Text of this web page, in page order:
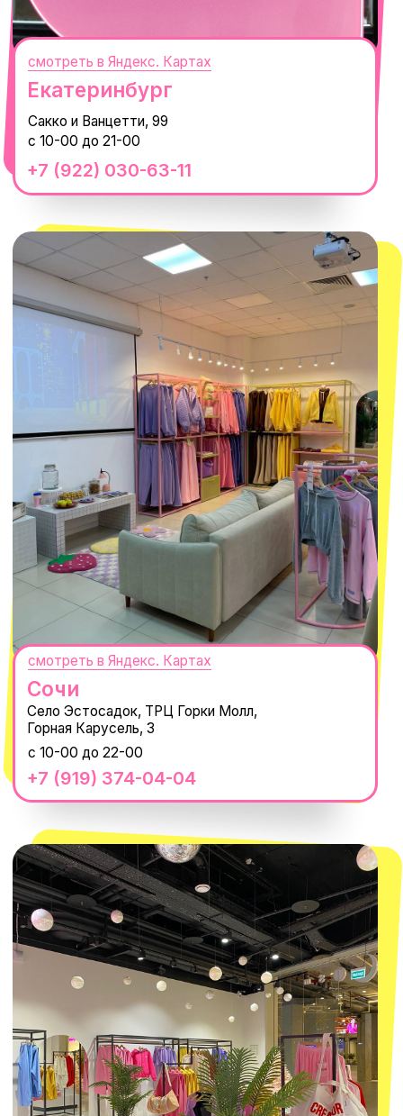
+7 (932) 602-41-15
ТРК «Европолис Ростокино»
ул. Проспект Мира, 211 к2
с 10-00 до 22-00
Москва
ИП Проворный Алексей Алексеевич
ИНН 667114098580
Telegram
WhatsApp
8 800 550-06-92
macrocosm_store@mail.ru
КОНТАКТЫ
Оплата долями
Size guide
Обмен и возврат
ПОКУПАТЕЛЯМ
Вакансии
Магазины
Наши путешествия
Наши проекты
Новости
Каталог
О КОМПАНИИ
© 2021-2025 Macrocosm ®
Нажимая "Подписаться", вы соглашаетесь с
Политикой обработки
персональных данныхиСогласием на рассылку электронных
сообщений
ПОДПИСАТЬСЯ
СЕКРЕТНЫЕ ПРОМОКОДЫ, ПРИГЛАШЕНИЯ
НА МЕРОПРИЯТИЯ И АНОНСЫ НОВИНОК
@MACROCOSM_STORE
MACROCOSM
300'000+ подписчиков
14'000+ подписчиков в нашем Telegram-канале
Пользовательское соглашение
Политика обработки персональных
данных